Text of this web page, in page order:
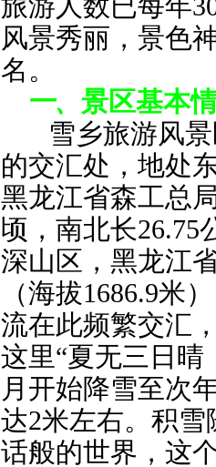
旅游人数已每年
风景秀丽，景色
名。
一、 景区基本
雪乡旅游风
的交汇处， 地处
黑龙江省森工总
顷，南北长26.75
深山区，黑龙江
（海拔1686.9米
流在此频繁交汇
这里“夏无三日晴
月开始降雪至次
达2米左右。积
话般的世界，这